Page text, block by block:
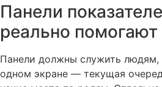
Панели
реально помогают
Панели должны служить людям,
одном экране — текущая